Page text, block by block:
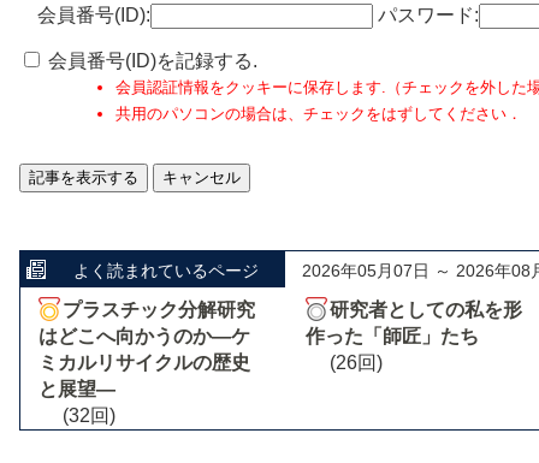
会員番号(ID): パスワード:
会員番号(ID)を記録する.
会員認証情報をクッキーに保存します.（チェックを外した
共用のパソコンの場合は、チェックをはずしてください．
よく読まれているページ 2026年05月07日 ～ 2026年08
プラスチック分解研究
はどこへ向かうのか―ケ
ミカルリサイクルの歴史
と展望―
(32回)
研究者としての私を形
作った「師匠」たち
(26回)